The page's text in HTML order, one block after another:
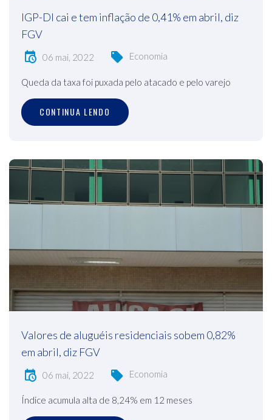
IGP-DI cai e tem inflação de 0,41% em abril, diz
FGV
06 mai, 2022 Economia
Queda da taxa foi puxada pelo atacado e pelo varejo
CONTINUA LENDO
Valores de aluguéis residenciais sobem 0,82%
em abril, diz FGV
06 mai, 2022 Economia
Índice acumula alta de 8,24% em 12 meses